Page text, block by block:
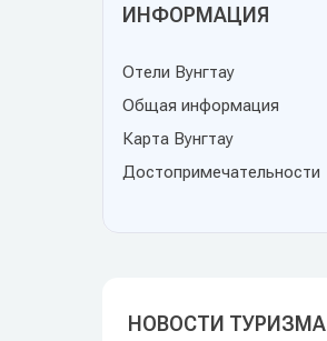
ИНФОРМАЦИЯ
Отели Вунгтау
Общая информация
Карта Вунгтау
Достопримечательности
НОВОСТИ ТУРИЗМА